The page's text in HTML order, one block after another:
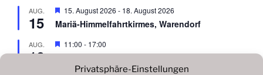
Privatsphäre-Einstellungen
ee
h
o
e
n
o
r
e
h
AUG.
15
H
r
o
r
15. August 2026 - 18. August 2026
Mariä-Himmelfahrtkirmes, Warendorf
AUG.
16
H
e
11:00 - 17:00